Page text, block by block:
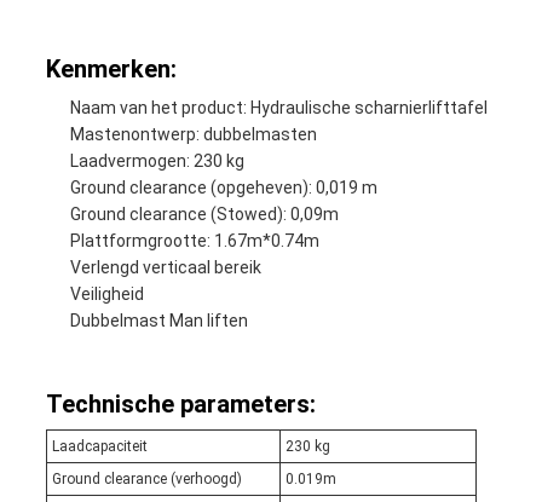
Kenmerken:
Naam van het product: Hydraulische scharnierlifttafel
Mastenontwerp: dubbelmasten
Laadvermogen: 230 kg
Ground clearance (opgeheven): 0,019 m
Ground clearance (Stowed): 0,09m
Plattformgrootte: 1.67m*0.74m
Verlengd verticaal bereik
Veiligheid
Dubbelmast Man liften
Technische parameters:
Laadcapaciteit
230 kg
Ground clearance (verhoogd)
0.019m